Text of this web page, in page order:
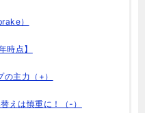
）
点】
主力（+）
えは慎重に！（-）